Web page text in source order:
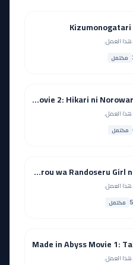
العمل.
مكتمل
Nanatsu no Taizai Movie 2: Hikari ni Norowareshi Mono-tachi
العمل.
مكتمل
Seishun Buta Yarou wa Randoseru Girl no Yume wo Minai
العمل.
مكتمل
Made in Abyss Movie 1:
العمل.